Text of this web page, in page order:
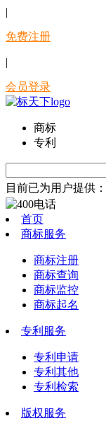
|
免费注册
|
会员登录
商标
专利
目前已为用户提供：
首页
商标服务
商标注册
商标查询
商标监控
商标起名
专利服务
专利申请
专利其他
专利检索
版权服务